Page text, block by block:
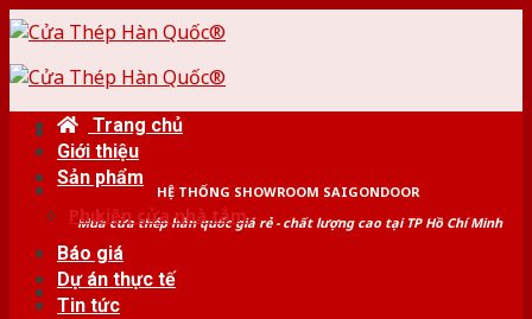
Skip
content
HỆ THỐNG SHOWROOM SAIGONDOOR
Mua cửa thép hàn quốc giá rẻ - chất lượng cao tại TP Hồ Chí Minh
Trang chủ
Giới thiệu
Sản phẩm
Phụ kiện cửa nhà tắm
Báo giá
Dự án thực tế
Tin tức